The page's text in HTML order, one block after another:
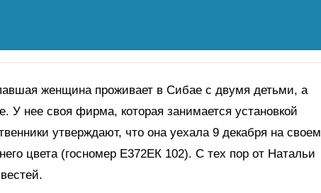
женщина проживает в Сибае с двумя детьми, а
У нее своя фирма, которая занимается установкой
утверждают, что она уехала 9 декабря на своем
цвета (госномер Е372ЕК 102). С тех пор от Натальи